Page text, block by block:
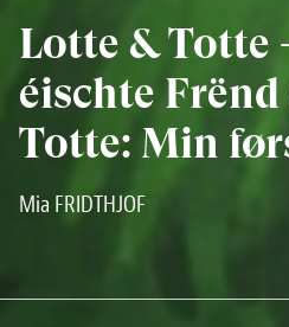
Lotte & Totte
éischte
Totte: Min
Mia FRIDTHJOF